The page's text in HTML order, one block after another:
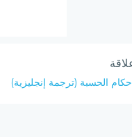
الحسبة (ترجمة إنجليزية)